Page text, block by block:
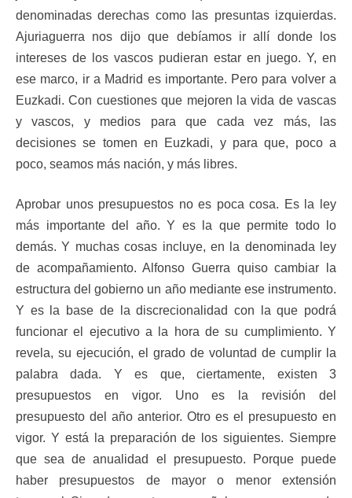
denominadas derechas como las presuntas izquierdas.
Ajuriaguerra nos dijo que debíamos ir allí donde los
intereses de los vascos pudieran estar en juego. Y, en
ese marco, ir a Madrid es importante. Pero para volver a
Euzkadi. Con cuestiones que mejoren la vida de vascas
y vascos, y medios para que cada vez más, las
decisiones se tomen en Euzkadi, y para que, poco a
poco, seamos más nación, y más libres.
Aprobar unos presupuestos no es poca cosa. Es la ley
más importante del año. Y es la que permite todo lo
demás. Y muchas cosas incluye, en la denominada ley
de acompañamiento. Alfonso Guerra quiso cambiar la
estructura del gobierno un año mediante ese instrumento.
Y es la base de la discrecionalidad con la que podrá
funcionar el ejecutivo a la hora de su cumplimiento. Y
revela, su ejecución, el grado de voluntad de cumplir la
palabra dada. Y es que, ciertamente, existen 3
presupuestos en vigor. Uno es la revisión del
presupuesto del año anterior. Otro es el presupuesto en
vigor. Y está la preparación de los siguientes. Siempre
que sea de anualidad el presupuesto. Porque puede
haber presupuestos de mayor o menor extensión